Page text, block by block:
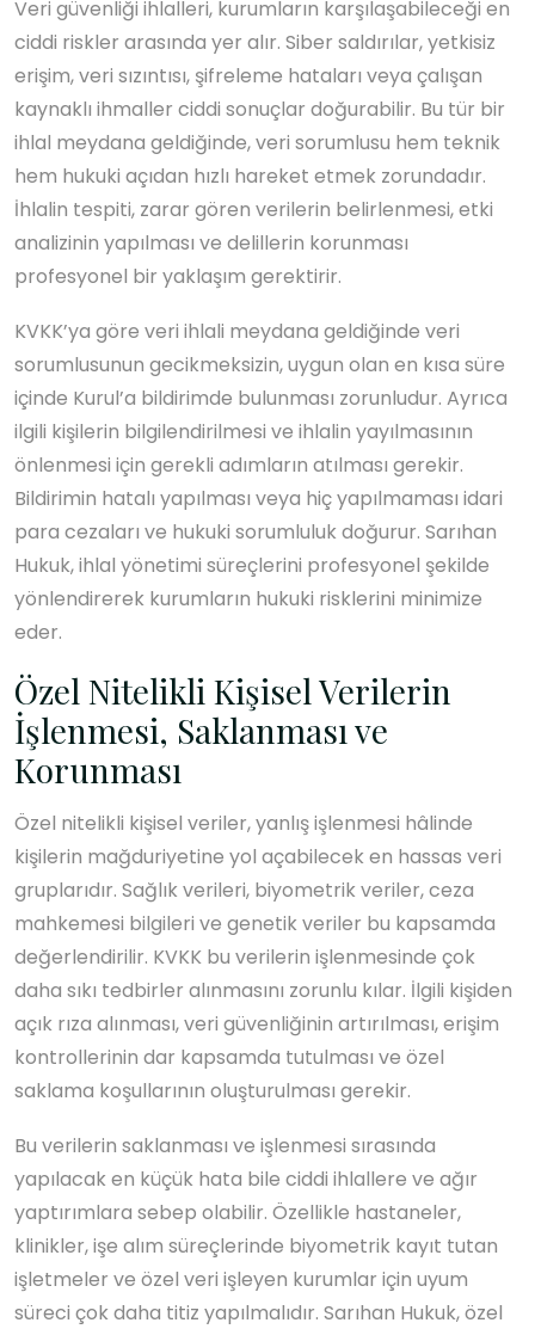
Veri güvenliği ihlalleri, kurumların karşılaşabileceği en
ciddi riskler arasında yer alır. Siber saldırılar, yetkisiz
erişim, veri sızıntısı, şifreleme hataları veya çalışan
kaynaklı ihmaller ciddi sonuçlar doğurabilir. Bu tür bir
ihlal meydana geldiğinde, veri sorumlusu hem teknik
hem hukuki açıdan hızlı hareket etmek zorundadır.
İhlalin tespiti, zarar gören verilerin belirlenmesi, etki
analizinin yapılması ve delillerin korunması
profesyonel bir yaklaşım gerektirir.
KVKK’ya göre veri ihlali meydana geldiğinde veri
sorumlusunun gecikmeksizin, uygun olan en kısa süre
içinde Kurul’a bildirimde bulunması zorunludur. Ayrıca
ilgili kişilerin bilgilendirilmesi ve ihlalin yayılmasının
önlenmesi için gerekli adımların atılması gerekir.
Bildirimin hatalı yapılması veya hiç yapılmaması idari
para cezaları ve hukuki sorumluluk doğurur. Sarıhan
Hukuk, ihlal yönetimi süreçlerini profesyonel şekilde
yönlendirerek kurumların hukuki risklerini minimize
eder.
Özel Nitelikli Kişisel Verilerin
İşlenmesi, Saklanması ve
Korunması
Özel nitelikli kişisel veriler, yanlış işlenmesi hâlinde
kişilerin mağduriyetine yol açabilecek en hassas veri
gruplarıdır. Sağlık verileri, biyometrik veriler, ceza
mahkemesi bilgileri ve genetik veriler bu kapsamda
değerlendirilir. KVKK bu verilerin işlenmesinde çok
daha sıkı tedbirler alınmasını zorunlu kılar. İlgili kişiden
açık rıza alınması, veri güvenliğinin artırılması, erişim
kontrollerinin dar kapsamda tutulması ve özel
saklama koşullarının oluşturulması gerekir.
Bu verilerin saklanması ve işlenmesi sırasında
yapılacak en küçük hata bile ciddi ihlallere ve ağır
yaptırımlara sebep olabilir. Özellikle hastaneler,
klinikler, işe alım süreçlerinde biyometrik kayıt tutan
işletmeler ve özel veri işleyen kurumlar için uyum
süreci çok daha titiz yapılmalıdır. Sarıhan Hukuk, özel